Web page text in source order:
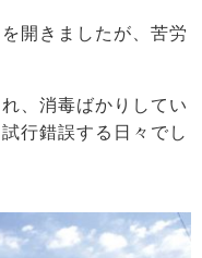
開きましたが、苦労
、消毒ばかりしてい
行錯誤する日々でし